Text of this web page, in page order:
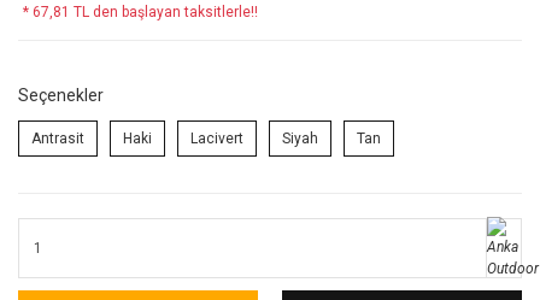
* 67,81 TL den başlayan taksitlerle!!
Seçenekler
Antrasit Haki Lacivert Siyah Tan